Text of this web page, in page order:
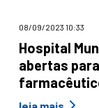
08/09/2023 10:33
Hospital
abertas
leia mais